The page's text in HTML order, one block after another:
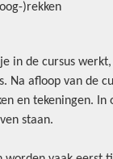
)rekken
in de cursus
Na afloop van de
en tekeningen.
staan.